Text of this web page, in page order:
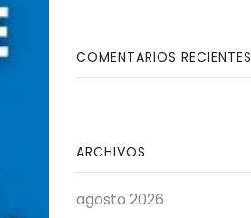
COMENTARIOS RECIENTES
ARCHIVOS
agosto 2026